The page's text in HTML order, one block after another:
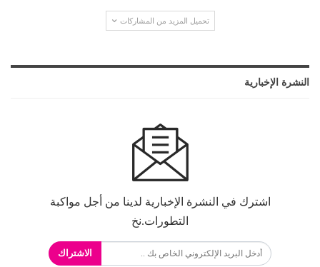
تحميل المزيد من المشاركات
النشرة الإخبارية
اشترك في النشرة الإخبارية لدينا من أجل مواكبة
التطورات.نخ
الاشتراك